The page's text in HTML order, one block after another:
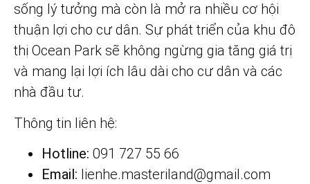
sống lý tưởng mà còn là mở ra nhiều cơ hội
thuận lợi cho cư dân. Sự phát triển của khu đô
thị Ocean Park sẽ không ngừng gia tăng giá trị
và mang lại lợi ích lâu dài cho cư dân và các
nhà đầu tư.
Thông tin liên hệ:
Hotline: 091 727 55 66
Email: lienhe.masteriland@gmail.com